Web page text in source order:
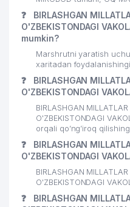
SHIRKATI
25 IZOLYATSIA
26
TEMIRYO'LCHI
UY-JOY MULK
27 SHOWPRO MChJ
28
O'ZBEKISTON
MA'RIFAT
29
TULYAGANOV
MChJ
30 MAXSUS TREST
SILK ROAD
❓
BIRLASHGAN
O'ZBEKISTONDAGI
mumkin?
Marshrutni yaratish
xaritadan
❓
BIRLASHGAN
O'ZBEKISTONDAGI
BIRLASHGAN
O'ZBEKISTONDAGI
orqali qo’ng’iroq
❓
BIRLASHGAN
O'ZBEKISTONDAGI
BIRLASHGAN
O'ZBEKISTONDAGI
❓
BIRLASHGAN